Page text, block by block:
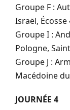
Groupe F :
Israël, Écosse
Groupe I :
Pologne,
Groupe J :
Macédoine
JOURNÉE 4